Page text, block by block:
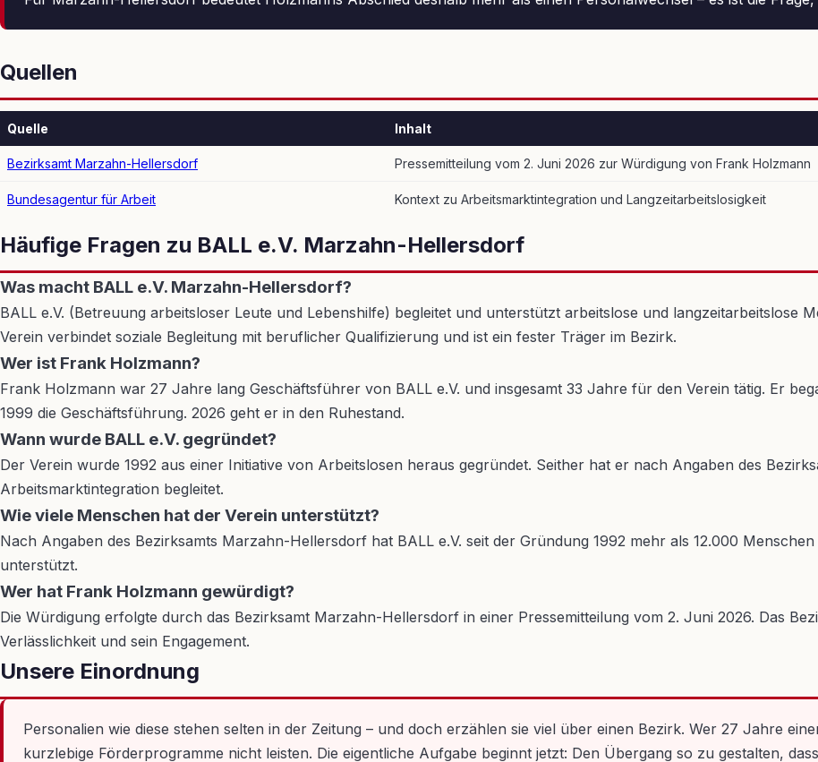
Quellen
Quelle Inhalt
Bezirksamt Marzahn-Hellersdorf Pressemitteilung vom 2. Juni 2026 zur Würdigung von Frank Holzmann
Bundesagentur für Arbeit Kontext zu Arbeitsmarktintegration und Langzeitarbeitslosigkeit
Häufige Fragen zu BALL e.V. Marzahn-Hellersdorf
Was macht BALL e.V. Marzahn-Hellersdorf?
BALL e.V. (Betreuung arbeitsloser Leute und Lebenshilfe) begleitet und unterstützt arbeitslose und langzeitarbeitslose
Verein verbindet soziale Begleitung mit beruflicher Qualifizierung und ist ein fester Träger im Bezirk.
Wer ist Frank Holzmann?
Frank Holzmann war 27 Jahre lang Geschäftsführer von BALL e.V. und insgesamt 33 Jahre für den Verein tätig. Er
1999 die Geschäftsführung. 2026 geht er in den Ruhestand.
Wann wurde BALL e.V. gegründet?
Der Verein wurde 1992 aus einer Initiative von Arbeitslosen heraus gegründet. Seither hat er nach Angaben des
Arbeitsmarktintegration begleitet.
Wie viele Menschen hat der Verein unterstützt?
Nach Angaben des Bezirksamts Marzahn-Hellersdorf hat BALL e.V. seit der Gründung 1992 mehr als 12.000
unterstützt.
Wer hat Frank Holzmann gewürdigt?
Die Würdigung erfolgte durch das Bezirksamt Marzahn-Hellersdorf in einer Pressemitteilung vom 2. Juni 2026. Das
Verlässlichkeit und sein Engagement.
Unsere Einordnung
Personalien wie diese stehen selten in der Zeitung – und doch erzählen sie viel über einen Bezirk. Wer 27 Jahre
kurzlebige Förderprogramme nicht leisten. Die eigentliche Aufgabe beginnt jetzt: Den Übergang so zu gestalten,